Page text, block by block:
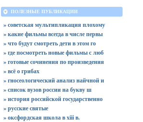
ПОЛЕЗНЫЕ ПУБЛИКАЦИИ
» советская мультипликация плохому
» какие фильмы всегда в числе первы
» что будут смотреть дети в этом го
» где посмотреть новые фильмы с люб
» готовые сочинения по произведения
» всё о грибах
» гносеологический анализ найчной и
» список вузов россии на букву ш
» история российской государственно
» русские святые
» оксфордская школа в xiii в.